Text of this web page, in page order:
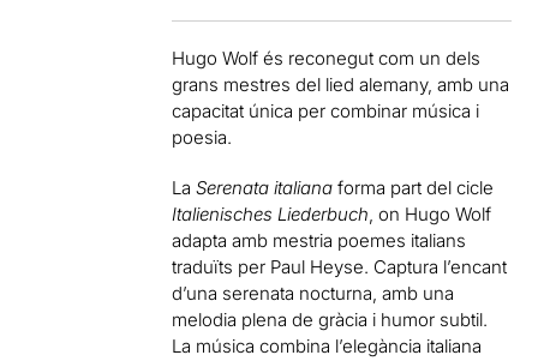
Hugo Wolf és reconegut com un dels
grans mestres del lied alemany, amb una
capacitat única per combinar música i
poesia.
LaSerenata italiana forma part del cicle
Italienisches Liederbuch , on Hugo Wolf
adapta amb mestria poemes italians
traduïts per Paul Heyse. Captura l’encant
d’una serenata nocturna, amb una
melodia plena de gràcia i humor subtil.
La música combina l’elegància italiana